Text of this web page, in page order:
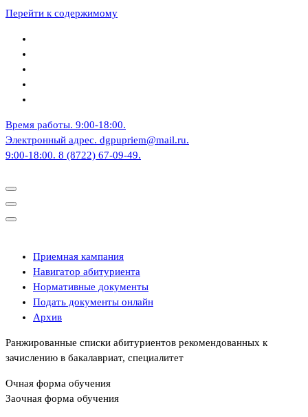
Перейти к содержимому
Время работы. 9:00-18:00.
Электронный адрес. dgpupriem@mail.ru.
9:00-18:00. 8 (8722) 67-09-49.
Приемная кампания
Навигатор абитуриента
Нормативные документы
Подать документы онлайн
Архив
Ранжированные списки абитуриентов рекомендованных к
зачислению в бакалавриат, специалитет
Очная форма обучения
Заочная форма обучения